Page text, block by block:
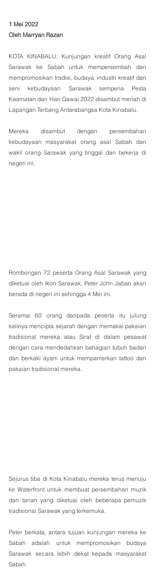
1 Mei 2022
Oleh Marryan Razan
KOTA KINABALU: Kunjungan kreatif Orang Asal
Sarawak ke Sabah untuk mempersembah dan
mempromosikan tradisi, budaya, industri kreatif dan
seni kebudayaan Sarawak sempena Pesta
Kaamatan dan Hari Gawai 2022 disambut meriah di
Lapangan Terbang Antarabangsa Kota Kinabalu.
Mereka disambut dengan persembahan
kebudayaan masyarakat orang asal Sabah dan
wakil orang Sarawak yang tinggal dan bekerja di
negeri ini.
Rombongan 72 peserta Orang Asal Sarawak yang
diketuai oleh Ikon Sarawak, Peter John Jaban akan
berada di negeri ini sehingga 4 Mei ini.
Seramai 60 orang daripada peserta itu julung
kalinya mencipta sejarah dengan memakai pakaian
tradisional mereka atau Sirat di dalam pesawat
dengan cara mendedahkan bahagian tubuh badan
dan berkaki ayam untuk mempamerkan tattoo dan
pakaian tradisional mereka.
Sejurus tiba di Kota Kinabalu mereka terus menuju
ke Waterfront untuk membuat persembahan muzik
dan tarian yang diketuai oleh beberapa pemuzik
tradisional Sarawak yang terkemuka.
Peter berkata, antara tujuan kunjungan mereka ke
Sabah adalah untuk mempromosikan budaya
Sarawak secara lebih dekat kepada masyarakat
Sabah.